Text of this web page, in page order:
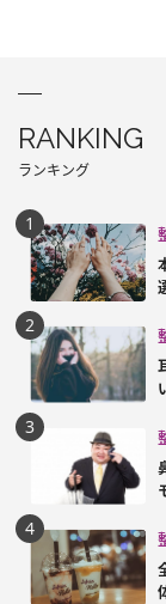
RANKING
ランキング